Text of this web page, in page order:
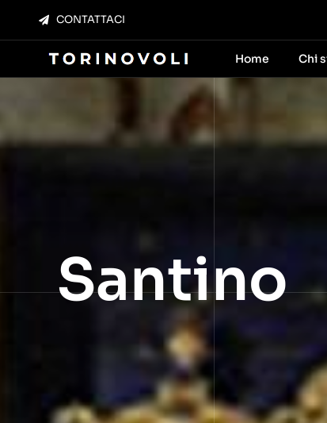
contenuto
CONTATTACI
Home Chi
Santino